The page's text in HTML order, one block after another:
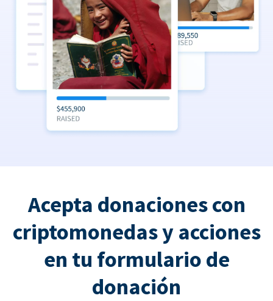
Acepta donaciones con
criptomonedas y acciones
en tu formulario de
donación